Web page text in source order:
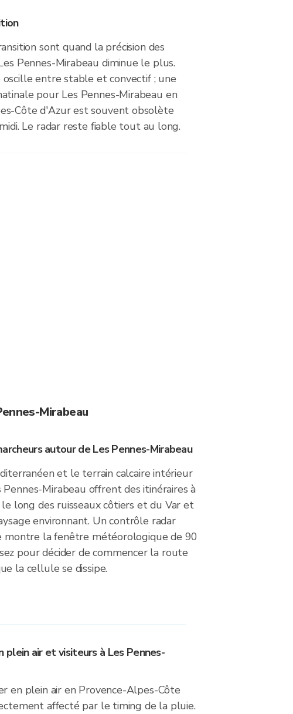
sont quand la précision des
Pennes-Mirabeau diminue le plus.
entre stable et convectif ; une
pour Les Pennes-Mirabeau en
Côte d'Azur est souvent obsolète
Le radar reste fiable tout au long.
Mirabeau
autour de Les Pennes-Mirabeau
et le terrain calcaire intérieur
Mirabeau offrent des itinéraires à
long des ruisseaux côtiers et du Var et
environnant. Un contrôle radar
montre la fenêtre météorologique de 90
pour décider de commencer la route
la cellule se dissipe.
plein air et visiteurs à Les Pennes-
en plein air en Provence-Alpes-Côte
affecté par le timing de la pluie.